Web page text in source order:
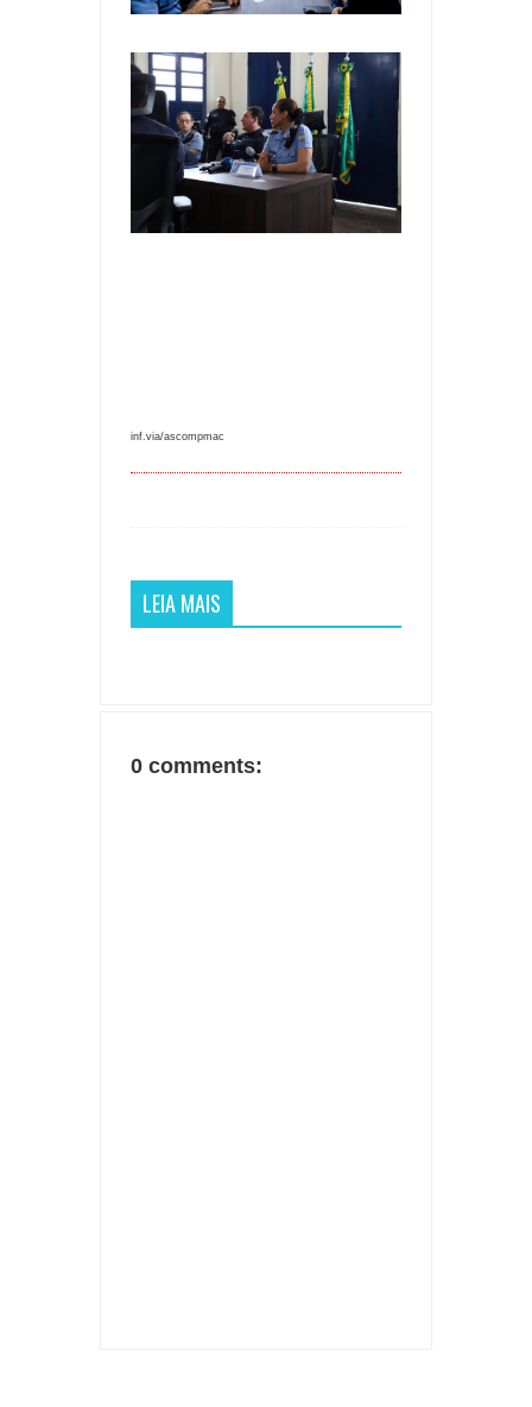
inf.via/ascompmac
LEIA MAIS
0 comments: